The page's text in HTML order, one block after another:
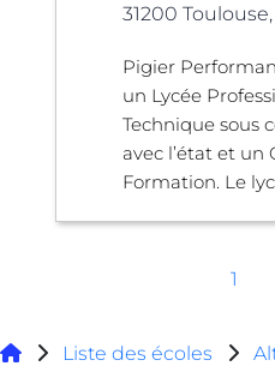
31200
Pigier
un Lycée
Technique sous
avec l’état et un
Formation. Le
1
Liste des écoles